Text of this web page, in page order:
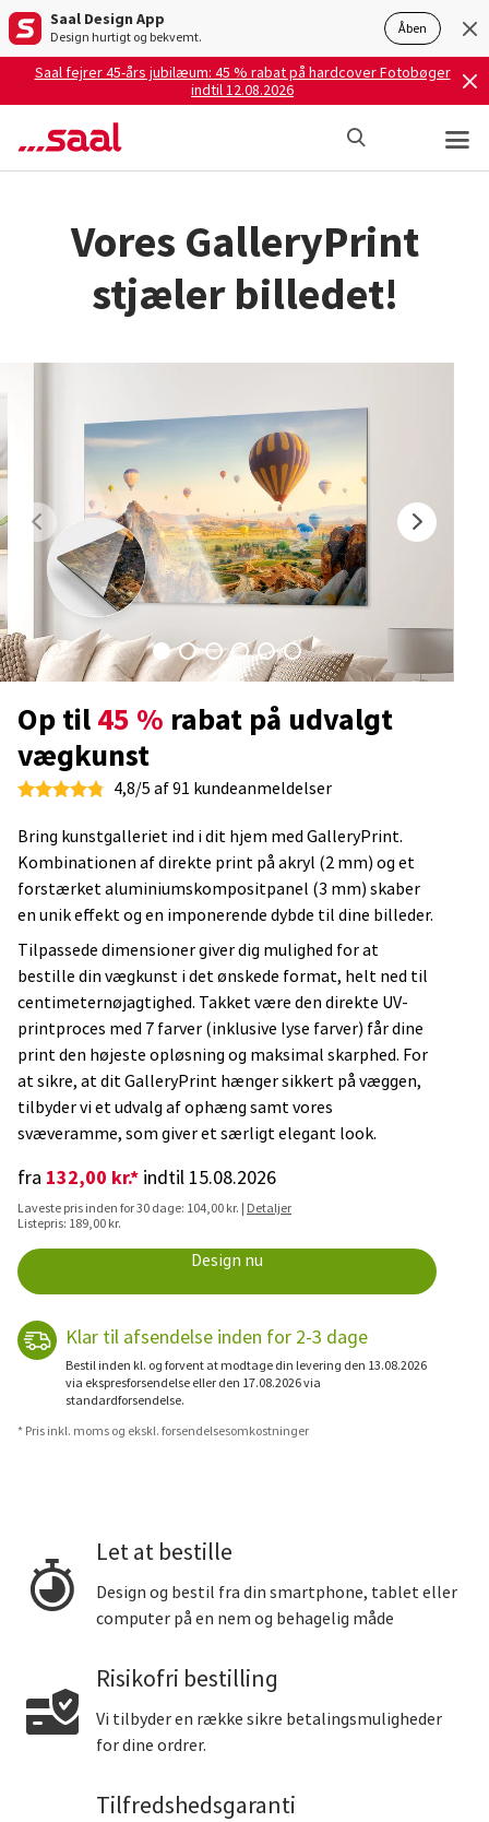
Saal Design App
Design hurtigt og bekvemt. Åben
Saal fejrer 45-års jubilæum: 45 % rabat på hardcover Fotobøger
indtil 12.08.2026
Vores GalleryPrint
stjæler billedet!
Op til45 % rabat på udvalgt
vægkunst
4,8/5 af 91 kundeanmeldelser
Bring kunstgalleriet ind i dit hjem med GalleryPrint.
Kombinationen af direkte print på akryl (2 mm) og et
forstærket aluminiumskompositpanel (3 mm) skaber
en unik effekt og en imponerende dybde til dine billeder.
Tilpassede dimensioner giver dig mulighed for at
bestille din vægkunst i det ønskede format, helt ned til
centimeternøjagtighed. Takket være den direkte UV-
printproces med 7 farver (inklusive lyse farver) får dine
print den højeste opløsning og maksimal skarphed. For
at sikre, at dit GalleryPrint hænger sikkert på væggen,
tilbyder vi et udvalg af ophæng samt vores
svæveramme, som giver et særligt elegant look.
fra 132,00 kr.* indtil 15.08.2026
Laveste pris inden for 30 dage: 104,00 kr. | Detaljer
Listepris: 189,00 kr.
Design nu
Klar til afsendelse inden for 2-3 dage
Bestil inden kl. og forvent at modtage din levering den 13.08.2026
via ekspresforsendelse eller den 17.08.2026 via
standardforsendelse.
* Pris inkl. moms og ekskl. forsendelsesomkostninger
Let at bestille
Design og bestil fra din smartphone, tablet eller
computer på en nem og behagelig måde
Risikofri bestilling
Vi tilbyder en række sikre betalingsmuligheder
for dine ordrer.
Tilfredshedsgaranti